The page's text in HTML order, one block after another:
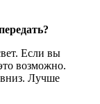
Если вы
возможно.
вниз. Лучше